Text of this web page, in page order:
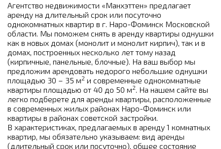
Агентство недвижимости «Манхэттен» предлагает
аренду на длительный срок или посуточно
однокомнатных квартир в г. Наро-Фоминск Московской
области. Мы поможем снять в аренду квартиры однушки
как в новых домах (монолит и монолит кирпич), так и в
домах, построенных несколько лет тому назад
(кирпичные, панельные, блочные). На ваш выбор мы
предложим арендовать недорого небольшие однушки
площадью 30 – 35 м2 и современные однокомнатные
квартиры площадью от 40 до 50 м2. На нашем сайте вы
легко подберете для аренды квартиры, расположенные
в современных жилых районах Наро-Фоминск или
квартиры в районах советской застройки.
В характеристиках, предлагаемых в аренду 1 комнатных
квартир, мы обязательно указываем: вид аренды
(длительный срок или посуточно), общее состояние